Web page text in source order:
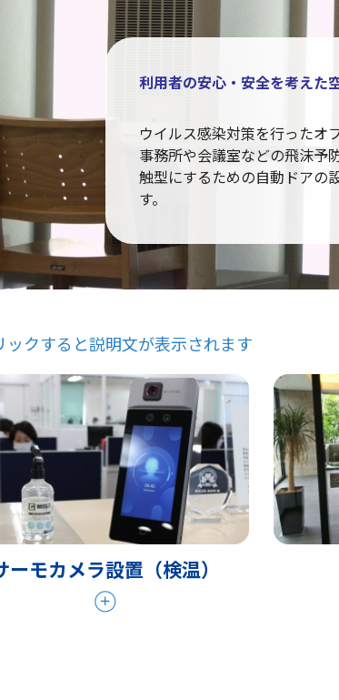
利用者の安心・安全を考えた
ウイルス感染対策を行ったオ
事務所や会議室などの飛沫予
触型にするための自動ドアの
す。
クすると説明文が表示されます
ーモカメラ設置（検温）